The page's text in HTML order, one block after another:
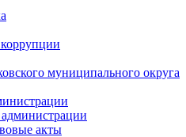
муниципального округа
акты